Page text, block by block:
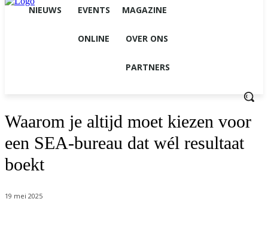
NIEUWS EVENTS MAGAZINE
ONLINE OVER ONS
PARTNERS
Waarom je altijd moet kiezen voor
een SEA-bureau dat wél resultaat
boekt
19 mei 2025